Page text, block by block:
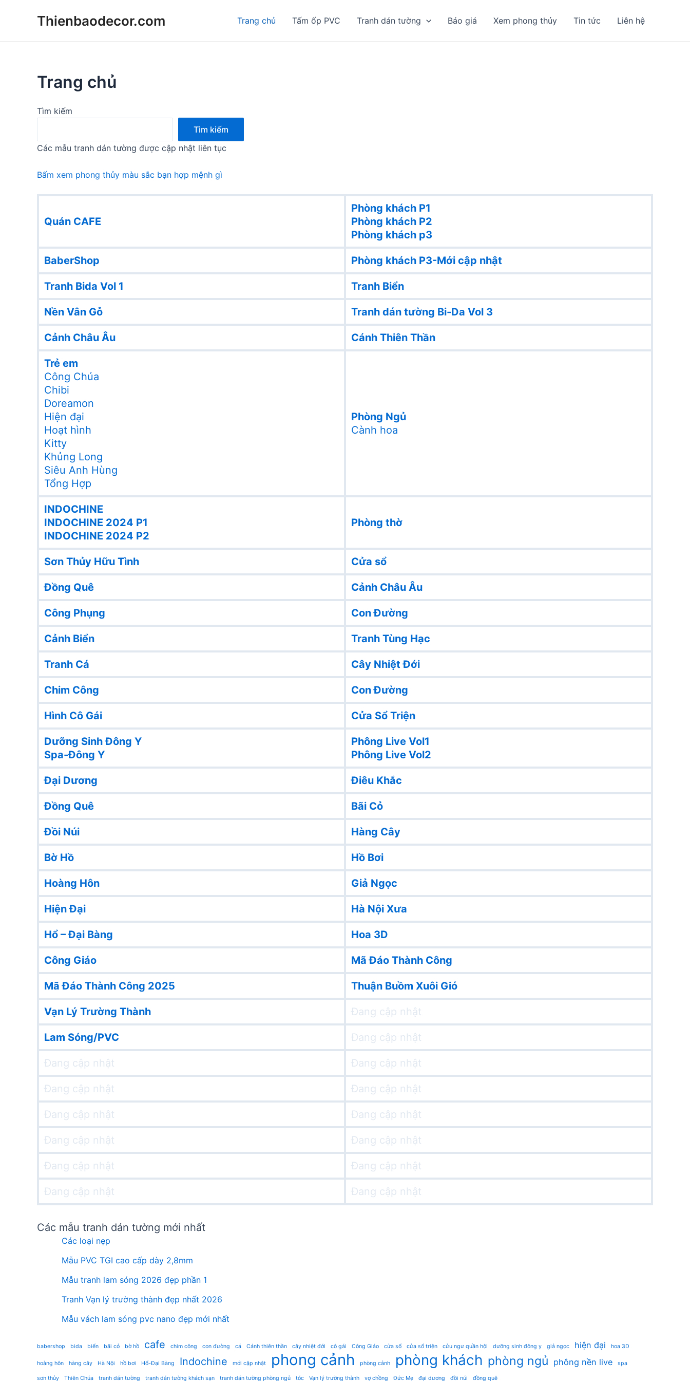
Thienbaodecor.com Trang chủ Tấm ốp PVC Tranh dán tường Báo giá Xem phong thủy Tin tức Liên hệ
Trang chủ
Tìm kiếm
Tìm kiếm
Các mẫu tranh dán tường được cập nhật liên tục
Bấm xem phong thủy màu sắc bạn hợp mệnh gì
Quán CAFE
Phòng khách P1
Phòng khách P2
Phòng khách p3
BaberShop Phòng khách P3-Mới cập nhật
Tranh Bida Vol 1 Tranh Biển
Nền Vân Gỗ Tranh dán tường Bi-Da Vol 3
Cảnh Châu Âu Cánh Thiên Thần
Trẻ em
Công Chúa
Chibi
Doreamon
Hiện đại
Hoạt hình
Kitty
Khủng Long
Siêu Anh Hùng
Tổng Hợp
Phòng Ngủ
Cành hoa
INDOCHINE
INDOCHINE 2024 P1
INDOCHINE 2024 P2
Phòng thờ
Sơn Thủy Hữu Tình Cửa sổ
Đồng Quê Cảnh Châu Âu
Công Phụng Con Đường
Cảnh Biển Tranh Tùng Hạc
Tranh Cá Cây Nhiệt Đới
Chim Công Con Đường
Hình Cô Gái Cửa Sổ Triện
Dưỡng Sinh Đông Y
Spa-Đông Y
Phông Live Vol1
Phông Live Vol2
Đại Dương Điêu Khắc
Đồng Quê Bãi Cỏ
Đồi Núi Hàng Cây
Bờ Hồ Hồ Bơi
Hoàng Hôn Giả Ngọc
Hiện Đại Hà Nội Xưa
Hổ – Đại Bàng Hoa 3D
Công Giáo Mã Đáo Thành Công
Mã Đáo Thành Công 2025 Thuận Buồm Xuôi Gió
Vạn Lý Trường Thành Đang cập nhật
Lam Sóng/PVC Đang cập nhật
Đang cập nhật Đang cập nhật
Đang cập nhật Đang cập nhật
Đang cập nhật Đang cập nhật
Đang cập nhật Đang cập nhật
Đang cập nhật Đang cập nhật
Đang cập nhật Đang cập nhật
Các mẫu tranh dán tường mới nhất
Các loại nẹp
Mẫu PVC TGI cao cấp dày 2,8mm
Mẫu tranh lam sóng 2026 đẹp phần 1
Tranh Vạn lý trường thành đẹp nhất 2026
Mẫu vách lam sóng pvc nano đẹp mới nhất
babershop bida biển bãi cỏ bờ hồ cafe chim công con đường cá Cánh thiên thần cây nhiệt đới cô gái Công Giáo cửa sổ cửa sổ triện cửu ngư quần hội dưỡng sinh đông y giả ngọc hiện đại hoa 3D
hoàng hôn hàng cây Hà Nội hồ bơi Hổ-Đại Bàng Indochine mới cập nhật phong cảnh phòng cảnh phòng khách phòng ngủ phông nền live spa
sơn thủy Thiên Chúa tranh dán tường tranh dán tường khách sạn tranh dán tường phòng ngủ tóc Vạn lý trường thành vợ chồng Đức Mẹ đại dương đồi núi đồng quê